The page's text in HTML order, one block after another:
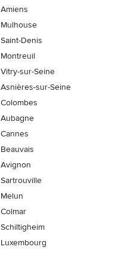
Amiens
Mulhouse
Saint-Denis
Montreuil
Vitry-sur-Seine
Asnières-sur-Seine
Colombes
Aubagne
Cannes
Beauvais
Avignon
Sartrouville
Melun
Colmar
Schiltigheim
Luxembourg